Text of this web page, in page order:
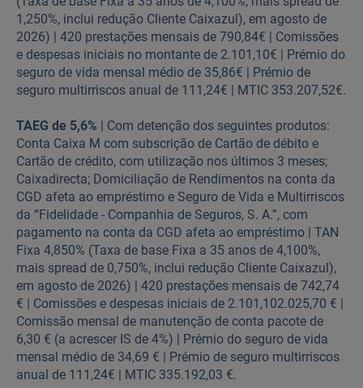
1,250%, inclui redução Cliente Caixazul), em agosto de
2026) | 420 prestações mensais de 790,84€ | Comissões
e despesas iniciais no montante de 2.101,10€ | Prémio do
seguro de vida mensal médio de 35,86€ | Prémio de
seguro multirriscos anual de 111,24€ | MTIC 353.207,52€.
TAEG de 5,6% | Com detenção dos seguintes produtos:
Conta Caixa M com subscrição de Cartão de débito e
Cartão de crédito, com utilização nos últimos 3 meses;
Caixadirecta; Domiciliação de Rendimentos na conta da
CGD afeta ao empréstimo e Seguro de Vida e Multirriscos
da “Fidelidade - Companhia de Seguros, S. A.”, com
pagamento na conta da CGD afeta ao empréstimo | TAN
Fixa 4,850% (Taxa de base Fixa a 35 anos de 4,100%,
mais spread de 0,750%, inclui redução Cliente Caixazul),
em agosto de 2026) | 420 prestações mensais de 742,74
€ | Comissões e despesas iniciais de 2.101,102.025,70 € |
Comissão mensal de manutenção de conta pacote de
6,30 € (a acrescer IS de 4%) | Prémio do seguro de vida
mensal médio de 34,69 € | Prémio de seguro multirriscos
anual de 111,24€ | MTIC 335.192,03 €.